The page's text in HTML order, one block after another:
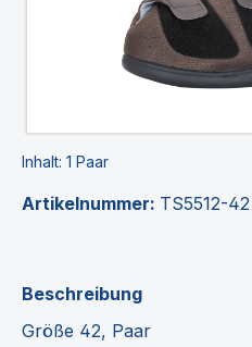
Inhalt: 1 Paar
Artikelnummer: TS5512-42
Beschreibung
Größe 42, Paar